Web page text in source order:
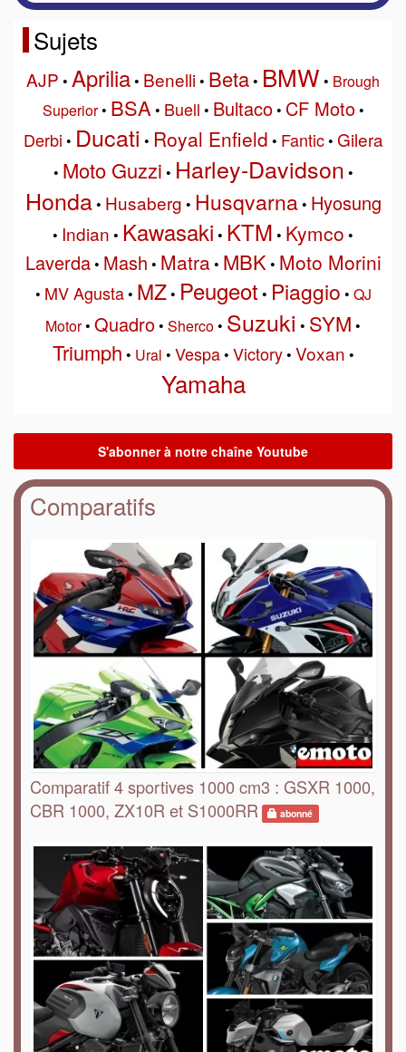
Sujets
AJP • Aprilia• Benelli• Beta• BMW • Brough
Superior• BSA• Buell • Bultaco• CF Moto•
Derbi • Ducati • Royal Enfield • Fantic• Gilera
• Moto Guzzi • Harley-Davidson •
Honda• Husaberg • Husqvarna• Hyosung
• Indian • Kawasaki • KTM • Kymco •
Laverda• Mash • Matra• MBK• Moto Morini
• MV Agusta• MZ• Peugeot • Piaggio • QJ
Motor• Quadro• Sherco• Suzuki • SYM •
Triumph • Ural • Vespa• Victory• Voxan •
Yamaha
Comparatifs
Comparatif 4 sportives 1000 cm3 : GSXR 1000,
CBR 1000, ZX10R et S1000RR
abonné